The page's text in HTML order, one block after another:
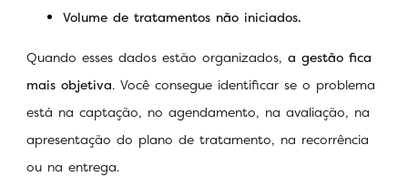
Volume de tratamentos não iniciados.
Quando esses dados estão organizados, a gestão fica
mais objetiva. Você consegue identificar se o problema
está na captação, no agendamento, na avaliação, na
apresentação do plano de tratamento, na recorrência
ou na entrega.